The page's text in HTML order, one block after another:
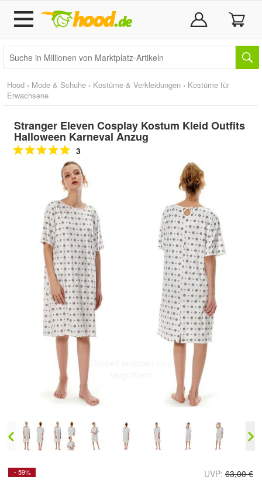
Hood › Mode & Schuhe › Kostüme & Verkleidungen › Kostüme für
Erwachsene
Stranger Eleven Cosplay Kostum Kleid Outfits
Halloween Karneval Anzug
3
- 59% UVP: 63,00 €